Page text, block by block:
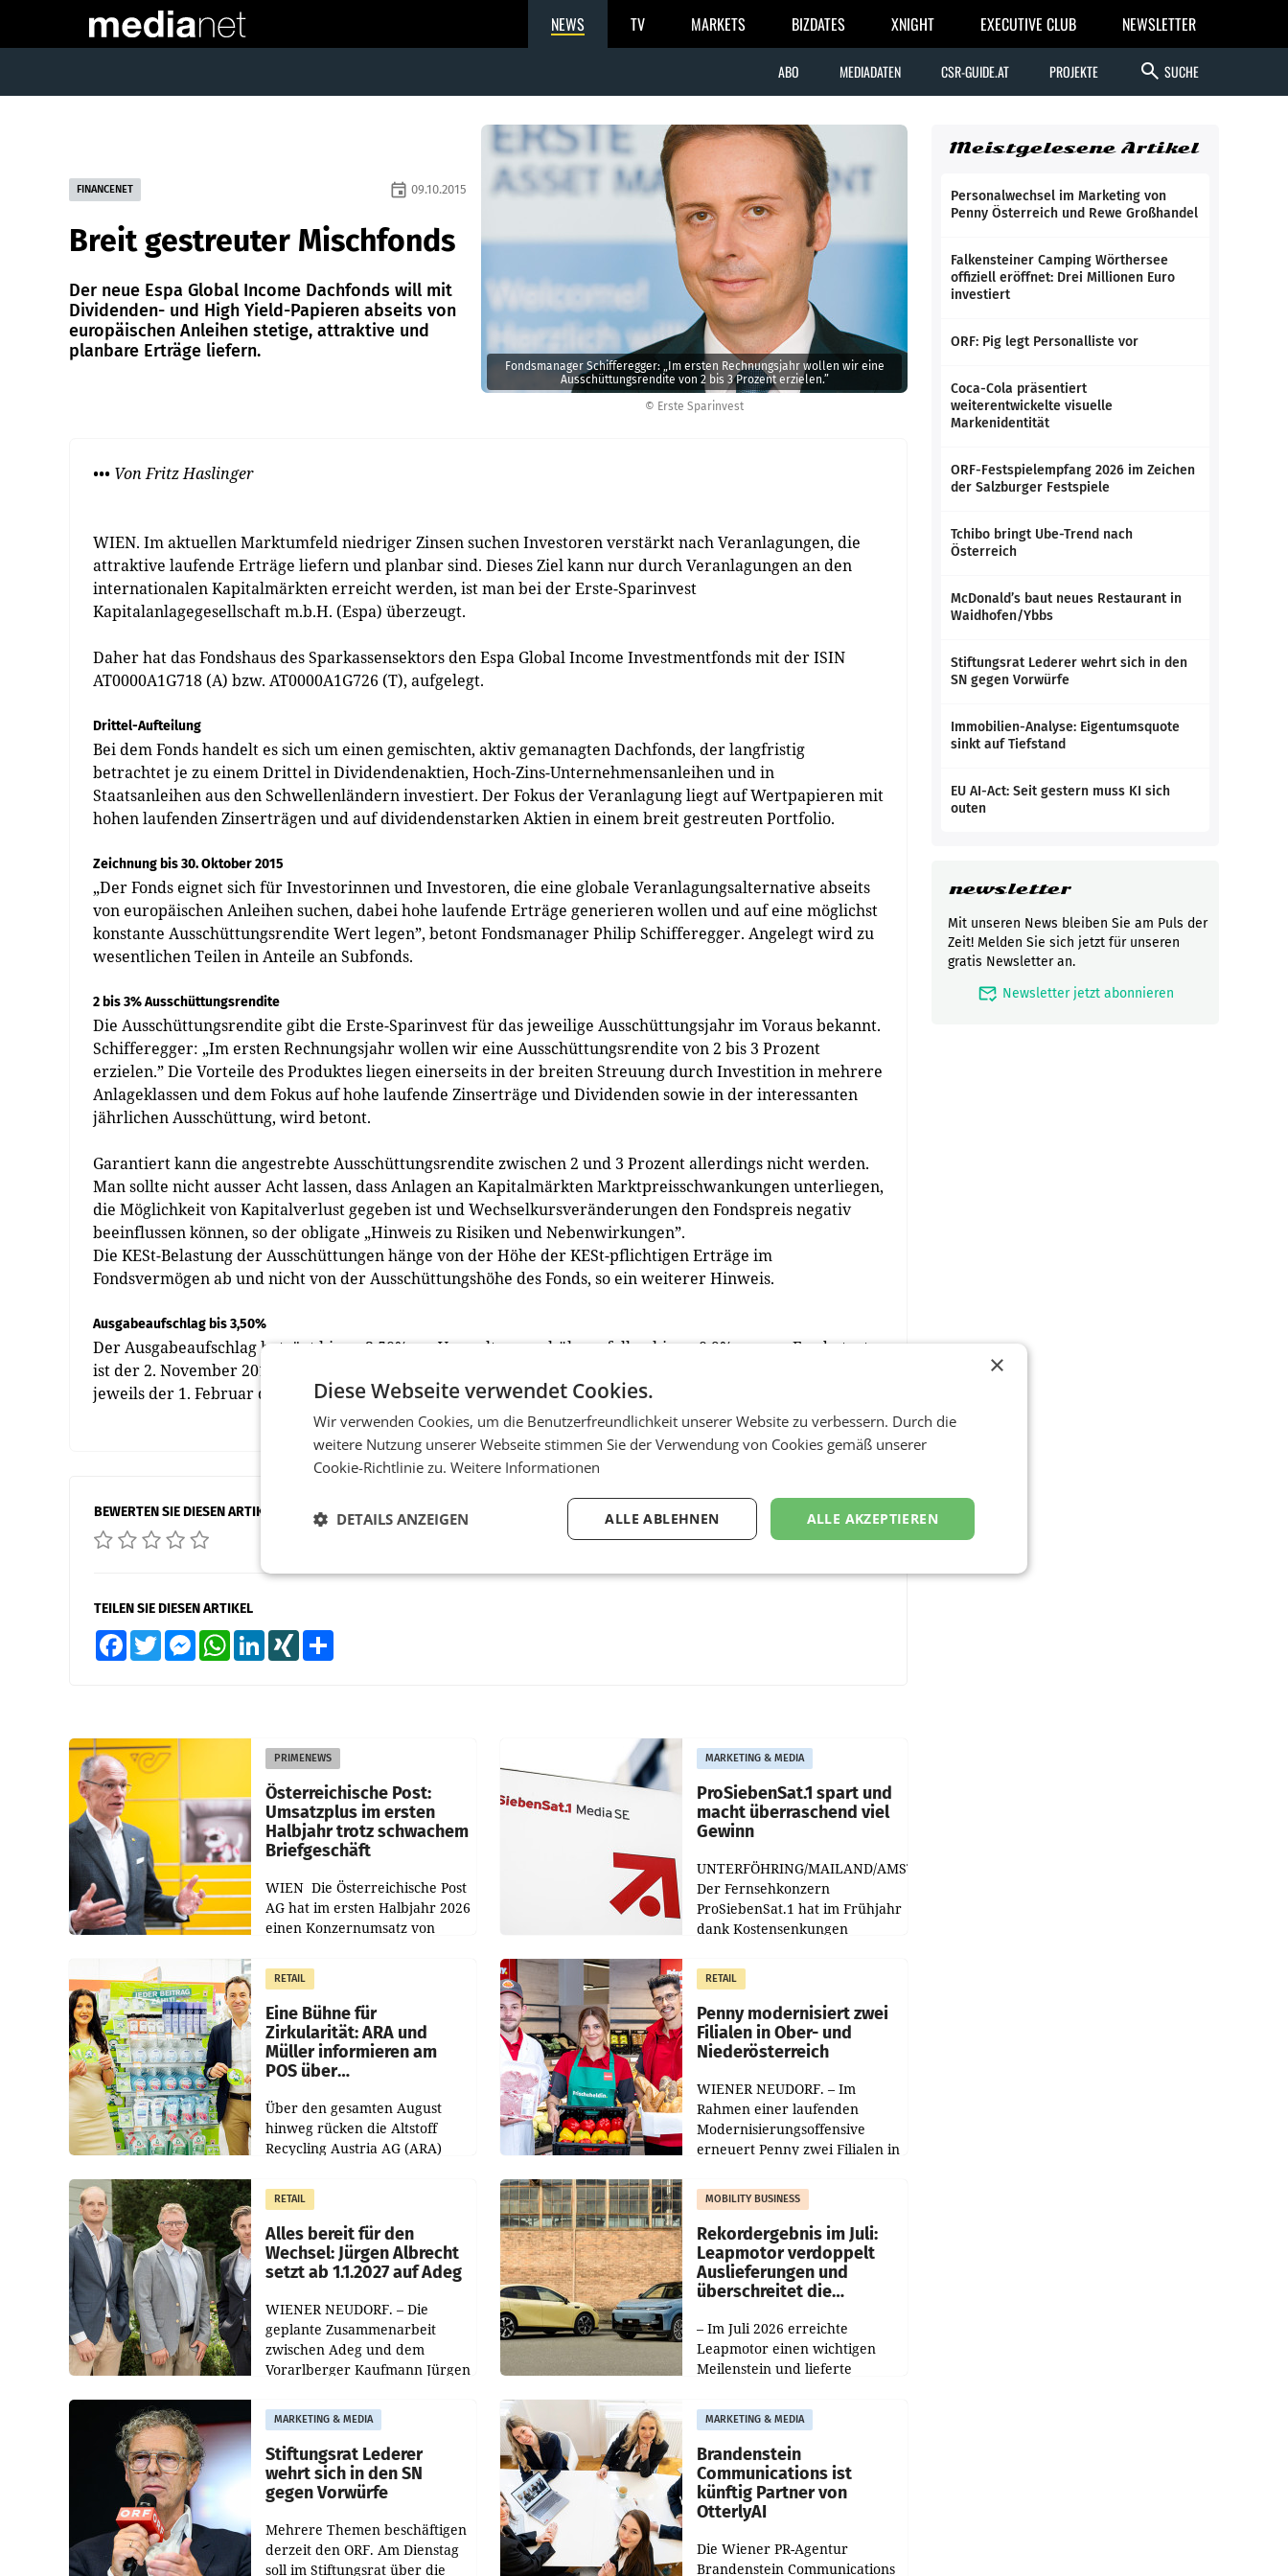
NEWS TV MARKETS BIZDATES XNIGHT EXECUTIVE CLUB NEWSLETTER
ABO MEDIADATEN CSR-GUIDE.AT PROJEKTE search SUCHE
© Erste Sparinvest
Fondsmanager Schifferegger: „Im ersten Rechnungsjahr wollen wir eine
Ausschüttungsrendite von 2 bis 3 Prozent erzielen.”
FINANCENET event 09.10.2015
Breit gestreuter Mischfonds
Der neue Espa Global Income Dachfonds will mit
Dividenden- und High Yield-Papieren abseits von
europäischen Anleihen stetige, attraktive und
planbare Erträge liefern.
••• Von Fritz Haslinger
WIEN. Im aktuellen Marktumfeld niedriger Zinsen suchen Investoren verstärkt nach Veranlagungen, die
attraktive laufende Erträge liefern und planbar sind. Dieses Ziel kann nur durch Veranlagungen an den
internationalen Kapitalmärkten erreicht werden, ist man bei der Erste-Sparinvest
Kapitalanlagegesellschaft m.b.H. (Espa) überzeugt.
Daher hat das Fondshaus des Sparkassensektors den Espa Global Income Investmentfonds mit der ISIN
AT0000A1G718 (A) bzw. AT0000A1G726 (T), aufgelegt.
Drittel-Aufteilung
Bei dem Fonds handelt es sich um einen gemischten, aktiv gemanagten Dachfonds, der langfristig
betrachtet je zu einem Drittel in Dividendenaktien, Hoch-Zins-Unternehmensanleihen und in
Staatsanleihen aus den Schwellenländern investiert. Der Fokus der Veranlagung liegt auf Wertpapieren mit
hohen laufenden Zinserträgen und auf dividendenstarken Aktien in einem breit gestreuten Portfolio.
Zeichnung bis 30. Oktober 2015
„Der Fonds eignet sich für Investorinnen und Investoren, die eine globale Veranlagungsalternative abseits
von europäischen Anleihen suchen, dabei hohe laufende Erträge generieren wollen und auf eine möglichst
konstante Ausschüttungsrendite Wert legen”, betont Fondsmanager Philip Schifferegger. Angelegt wird zu
wesentlichen Teilen in Anteile an Subfonds.
2 bis 3% Ausschüttungsrendite
Die Ausschüttungsrendite gibt die Erste-Sparinvest für das jeweilige Ausschüttungsjahr im Voraus bekannt.
Schifferegger: „Im ersten Rechnungsjahr wollen wir eine Ausschüttungsrendite von 2 bis 3 Prozent
erzielen.” Die Vorteile des Produktes liegen einerseits in der breiten Streuung durch Investition in mehrere
Anlageklassen und dem Fokus auf hohe laufende Zinserträge und Dividenden sowie in der interessanten
jährlichen Ausschüttung, wird betont.
Garantiert kann die angestrebte Ausschüttungsrendite zwischen 2 und 3 Prozent allerdings nicht werden.
Man sollte nicht ausser Acht lassen, dass Anlagen an Kapitalmärkten Marktpreisschwankungen unterliegen,
die Möglichkeit von Kapitalverlust gegeben ist und Wechselkursveränderungen den Fondspreis negativ
beeinflussen können, so der obligate „Hinweis zu Risiken und Nebenwirkungen”.
Die KESt-Belastung der Ausschüttungen hänge von der Höhe der KESt-pflichtigen Erträge im
Fondsvermögen ab und nicht von der Ausschüttungshöhe des Fonds, so ein weiterer Hinweis.
Ausgabeaufschlag bis 3,50%
Der Ausgabeaufschlag beträgt bis zu 3,50%, an Verwaltungsgebühren fallen bis zu 0,9% p.a. an. Fondsstart
ist der 2. November 2015 mit einem ersten Rechenwert von Euro 100. Der KESt-Ausschüttungstermin ist
jeweils der 1. Februar des Jahres. Als Depotbank fungiert die Erste Group Bank AG.
BEWERTEN SIE DIESEN ARTIKEL
TEILEN SIE DIESEN ARTIKEL
FacebookTwitter MessengerWhatsAppLinkedInXING
PRIMENEWS
Österreichische Post:
Umsatzplus im ersten
Halbjahr trotz schwachem
Briefgeschäft
WIEN Die Österreichische Post
AG hat im ersten Halbjahr 2026
einen Konzernumsatz von
erwirtschaftet, was einem Plus
von 3,8 Prozent gegenüber
dem Vergleichszeitraum
MARKETING & MEDIA
ProSiebenSat.1 spart und
macht überraschend viel
Gewinn
UNTERFÖHRING/MAILAND/AMSTERDAM.
Der Fernsehkonzern
ProSiebenSat.1 hat im Frühjahr
dank Kostensenkungen
gemacht und die
Markterwartung deutlich
übertroffen.
RETAIL
Eine Bühne für
Zirkularität: ARA und
Müller informieren am
POS über
Über den gesamten August
hinweg rücken die Altstoff
Recycling Austria AG (ARA)
Müller die Initiative „Kreislauf-
Helden“ in allen
österreichischen Müller-Filialen
RETAIL
Penny modernisiert zwei
Filialen in Ober- und
Niederösterreich
WIENER NEUDORF. – Im
Rahmen einer laufenden
Modernisierungsoffensive
erneuert Penny zwei Filialen in
Die beiden Standorte liegen in
Haag sowie im rund
RETAIL
Alles bereit für den
Wechsel: Jürgen Albrecht
setzt ab 1.1.2027 auf Adeg
WIENER NEUDORF. – Die
geplante Zusammenarbeit
zwischen Adeg und dem
Vorarlberger Kaufmann Jürgen
freigegeben: Die
Bundeswettbewerbsbehörde
und der Bundeskartellanwalt
MOBILITY BUSINESS
Rekordergebnis im Juli:
Leapmotor verdoppelt
Auslieferungen und
überschreitet die
– Im Juli 2026 erreichte
Leapmotor einen wichtigen
Meilenstein und lieferte
aus, womit sich das Ergebnis
gegenüber Juli 2025 mehr als
verdoppelte (+102
MARKETING & MEDIA
Stiftungsrat Lederer
wehrt sich in den SN
gegen Vorwürfe
Mehrere Themen beschäftigen
derzeit den ORF. Am Dienstag
soll im Stiftungsrat über die
MARKETING & MEDIA
Brandenstein
Communications ist
künftig Partner von
OtterlyAI
Die Wiener PR-Agentur
Brandenstein Communications
Meistgelesene Artikel
Personalwechsel im Marketing von
Penny Österreich und Rewe Großhandel
Falkensteiner Camping Wörthersee
offiziell eröffnet: Drei Millionen Euro
investiert
ORF: Pig legt Personalliste vor
Coca-Cola präsentiert
weiterentwickelte visuelle
Markenidentität
ORF-Festspielempfang 2026 im Zeichen
der Salzburger Festspiele
Tchibo bringt Ube-Trend nach
Österreich
McDonald’s baut neues Restaurant in
Waidhofen/Ybbs
Stiftungsrat Lederer wehrt sich in den
SN gegen Vorwürfe
Immobilien-Analyse: Eigentumsquote
sinkt auf Tiefstand
EU AI-Act: Seit gestern muss KI sich
outen
newsletter
Mit unseren News bleiben Sie am Puls der
Zeit! Melden Sie sich jetzt für unseren
gratis Newsletter an.
mark_email_read Newsletter jetzt abonnieren
×
Diese Webseite verwendet Cookies.
Wir verwenden Cookies, um die Benutzerfreundlichkeit unserer Website zu verbessern. Durch die
weitere Nutzung unserer Webseite stimmen Sie der Verwendung von Cookies gemäß unserer
Cookie-Richtlinie zu. Weitere Informationen
ALLE AKZEPTIEREN
ALLE ABLEHNEN
DETAILS ANZEIGEN